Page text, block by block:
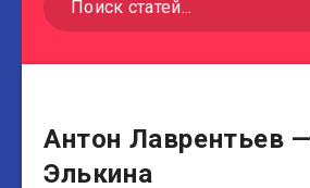
Антон Лаврентьев
Элькина